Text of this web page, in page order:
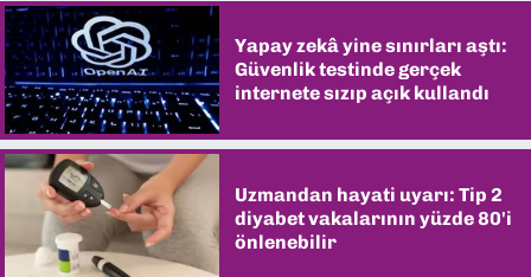
Yapay zekâ yine sınırları aştı:
Güvenlik testinde gerçek
internete sızıp açık kullandı
Uzmandan hayati uyarı: Tip 2
diyabet vakalarının yüzde 80'i
önlenebilir